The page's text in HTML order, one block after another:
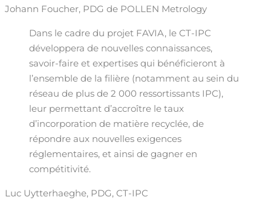
Johann Foucher, PDG de POLLEN Metrology
Dans le cadre du projet FAVIA, le CT-IPC
développera de nouvelles connaissances,
savoir-faire et expertises qui bénéficieront à
l’ensemble de la filière (notamment au sein du
réseau de plus de 2 000 ressortissants IPC),
leur permettant d’accroître le taux
d’incorporation de matière recyclée, de
répondre aux nouvelles exigences
réglementaires, et ainsi de gagner en
compétitivité.
Luc Uytterhaeghe, PDG, CT-IPC